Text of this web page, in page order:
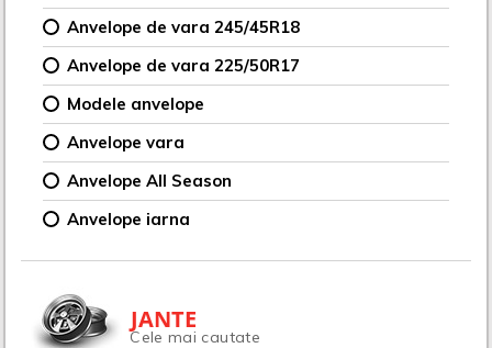
Anvelope de vara 245/45R18
Anvelope de vara 225/50R17
Modele anvelope
Anvelope vara
Anvelope All Season
Anvelope iarna
JANTE
Cele mai cautate